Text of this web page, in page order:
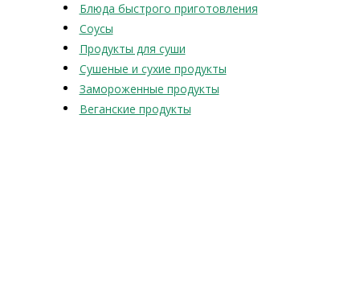
Блюда быстрого приготовления
Соусы
Продукты для суши
Сушеные и сухие продукты
Замороженные продукты
Веганские продукты